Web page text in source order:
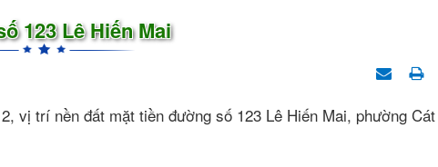
123 Lê Hiến Mai
vị trí nền đất mặt tiền đường số 123 Lê Hiến Mai, phường Cát